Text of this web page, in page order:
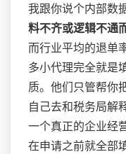
我跟你说个内部数据
料不齐或逻辑不通
而行业平均的退单
多小代理完全就是
质。他们只管帮你
自己去和税务局解
一个真正的企业经
在申请之前就全部